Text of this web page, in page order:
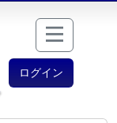
ログイン